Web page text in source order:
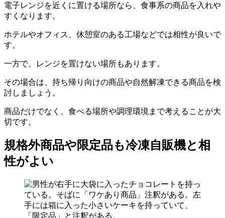
電子レンジを近くに置ける場所なら、食事系の商品を入れや
すくなります。
ホテルやオフィス、休憩室のある工場などでは相性が良いで
す。
一方で、レンジを置けない場所もあります。
その場合は、持ち帰り向けの商品や自然解凍できる商品を検
討しましょう。
商品だけでなく、食べる場所や調理環境まで考えることが大
切です。
規格外商品や限定品も冷凍自販機と相
性がよい